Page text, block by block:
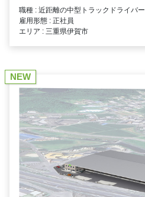
職種 : 近距離の中型トラックドライバー
雇用形態 : 正社員
エリア : 三重県伊賀市
NEW